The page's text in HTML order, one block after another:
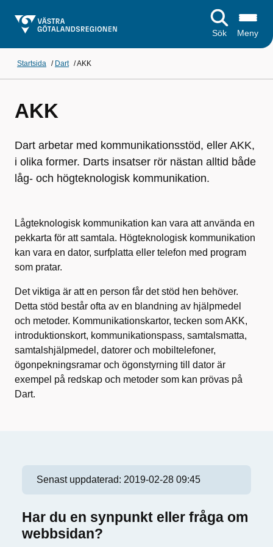
Sök Meny
Startsida / Dart /AKK
AKK
Dart arbetar med kommunikationsstöd, eller AKK,
i olika former. Darts insatser rör nästan alltid både
låg- och högteknologisk kommunikation.
Lågteknologisk kommunikation kan vara att använda en
pekkarta för att samtala. Högteknologisk kommunikation
kan vara en dator, surfplatta eller telefon med program
som pratar.
Det viktiga är att en person får det stöd hen behöver.
Detta stöd består ofta av en blandning av hjälpmedel
och metoder. Kommunikationskartor, tecken som AKK,
introduktionskort, kommunikationspass, samtalsmatta,
samtalshjälpmedel, datorer och mobiltelefoner,
ögonpekningsramar och ögonstyrning till dator är
exempel på redskap och metoder som kan prövas på
Dart.
Senast uppdaterad: 2019-02-28 09:45
Har du en synpunkt eller fråga om
webbsidan?